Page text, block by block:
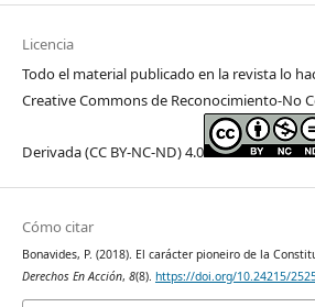
Licencia
Todo el material publicado en la revista lo
Creative Commons de Reconocimiento-No
Derivada (CC BY-NC-ND) 4.0
Cómo citar
Bonavides, P. (2018). El carácter pioneiro de la
Derechos En Acción, 8(8). https://doi.org/10.24215/